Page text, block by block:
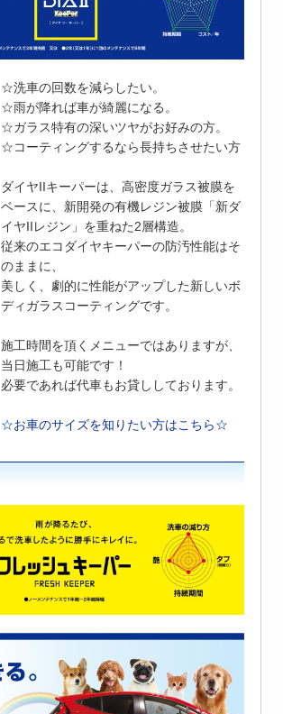
☆洗車の回数を減らしたい。
☆雨が降れば車が綺麗になる。
☆ガラス特有の深いツヤがお好みの方。
☆コーティングするなら長持ちさせたい方
ダイヤIIキーパーは、高密度ガラス被膜を
ベースに、新開発の有機レジン被膜「新ダ
イヤIIレジン」を重ねた2層構造。
従来のエコダイヤキーパーの防汚性能はそ
のままに、
美しく、劇的に性能がアップした新しいボ
ディガラスコーティングです。
施工時間を頂くメニューではありますが、
当日施工も可能です！
必要であれば代車もお貸ししております。
☆お車のサイズを知りたい方はこちら☆